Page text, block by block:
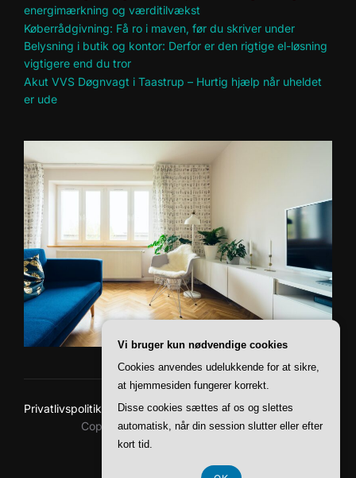
energimærkning og værditilvækst
Køberrådgivning: Få ro i maven, før du skriver under
Belysning i butik og kontor: Derfor er den rigtige el-løsning
vigtigere end du tror
Akut VVS Døgnvagt i Taastrup – Hurtig hjælp når uheldet
er ude
Privatlivspolitik
Copyright © 2026 Baskerville Boliger
Inspiro Theme
Vi bruger kun nødvendige cookies
Cookies anvendes udelukkende for at sikre,
at hjemmesiden fungerer korrekt.
Disse cookies sættes af os og slettes
automatisk, når din session slutter eller efter
kort tid.